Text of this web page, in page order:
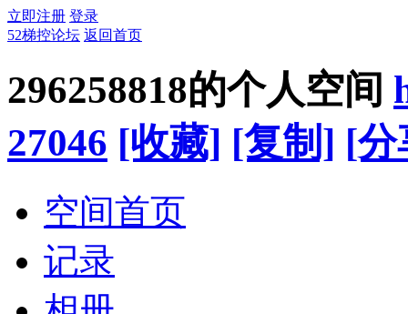
立即注册 登录
52梯控论坛 返回首页
296258818的个人空间
27046 [收藏] [复制] [分
空间首页
记录